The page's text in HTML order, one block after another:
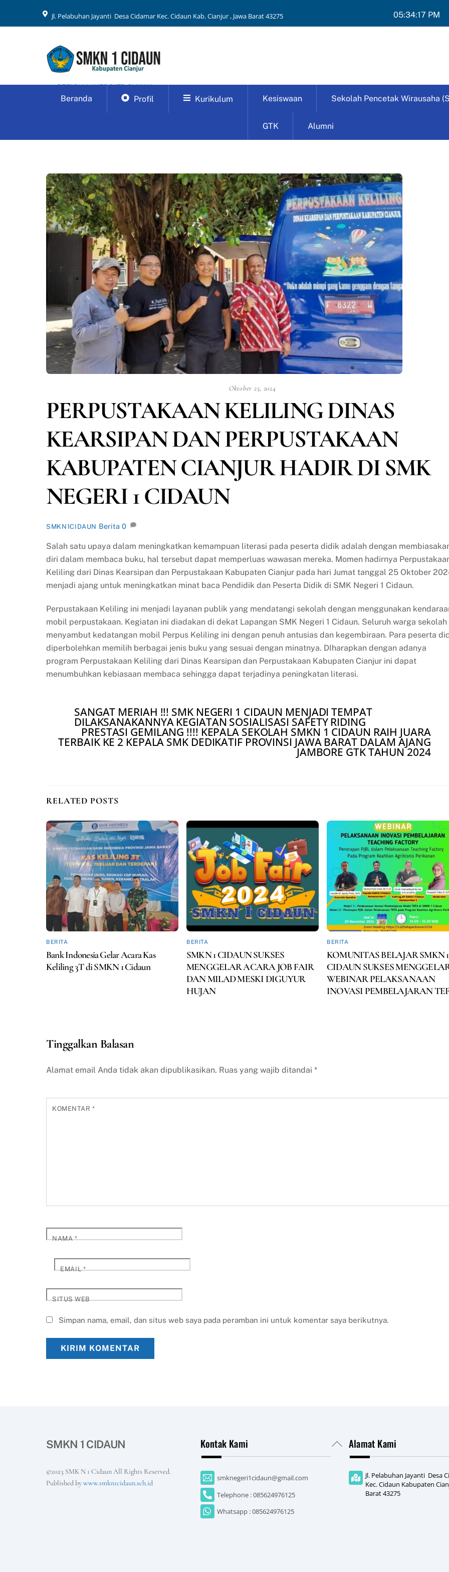
Jl. Pelabuhan Jayanti Desa Cidamar Kec. Cidaun Kab. Cianjur , Jawa Barat 43275 05:34:18 PM
OFFICIAL WEBSITE SMKN1
CIDAUN CIANJUR
Beranda Profil Kurikulum Kesiswaan Sekolah Pencetak Wirausaha
GTK Alumni
Oktober 25, 2024
PERPUSTAKAAN KELILING DINAS
KEARSIPAN DAN PERPUSTAKAAN
KABUPATEN CIANJUR HADIR DI SMK
NEGERI 1 CIDAUN
SMKN1CIDAUN Berita 0
Salah satu upaya dalam meningkatkan kemampuan literasi pada peserta didik adalah dengan
diri dalam membaca buku, hal tersebut dapat memperluas wawasan mereka. Momen hadirnya
Keliling dari Dinas Kearsipan dan Perpustakaan Kabupaten Cianjur pada hari Jumat tanggal 25 Oktober
menjadi ajang untuk meningkatkan minat baca Pendidik dan Peserta Didik di SMK Negeri 1 Cidaun.
Perpustakaan Keliling ini menjadi layanan publik yang mendatangi sekolah dengan menggunakan
mobil perpustakaan. Kegiatan ini diadakan di dekat Lapangan SMK Negeri 1 Cidaun. Seluruh warga sekolah
menyambut kedatangan mobil Perpus Keliling ini dengan penuh antusias dan kegembiraan. Para peserta
diperbolehkan memilih berbagai jenis buku yang sesuai dengan minatnya. DIharapkan dengan adanya
program Perpustakaan Keliling dari Dinas Kearsipan dan Perpustakaan Kabupaten Cianjur ini dapat
menumbuhkan kebiasaan membaca sehingga dapat terjadinya peningkatan literasi.
SANGAT MERIAH !!! SMK NEGERI 1 CIDAUN MENJADI TEMPAT
DILAKSANAKANNYA KEGIATAN SOSIALISASI SAFETY RIDING
PRESTASI GEMILANG !!!! KEPALA SEKOLAH SMKN 1 CIDAUN RAIH JUARA
TERBAIK KE 2 KEPALA SMK DEDIKATIF PROVINSI JAWA BARAT DALAM AJANG
JAMBORE GTK TAHUN 2024
RELATED POSTS
BERITA
Bank Indonesia Gelar Acara Kas
Keliling 3T di SMKN 1 Cidaun
BERITA
SMKN 1 CIDAUN SUKSES
MENGGELAR ACARA JOB FAIR
DAN MILAD MESKI DIGUYUR
HUJAN
BERITA
KOMUNITAS BELAJAR SMKN 1
CIDAUN SUKSES
WEBINAR PELAKSANAAN
INOVASI PEMBELAJARAN
Tinggalkan Balasan
Alamat email Anda tidak akan dipublikasikan. Ruas yang wajib ditandai *
KOMENTAR *
NAMA*
EMAIL*
SITUS WEB
Simpan nama, email, dan situs web saya pada peramban ini untuk komentar saya berikutnya.
Back
SMKN 1 CIDAUN
©2023 SMK N 1 Cidaun All Rights Reserved.
Published bywww.smkn1cidaun.sch.id
Kontak Kami
smknegeri1cidaun@gmail.com
Telephone : 085624976125
Whatsapp : 085624976125
Alamat Kami
Jl. Pelabuhan Jayanti Desa
Kec. Cidaun Kabupaten
Barat 43275